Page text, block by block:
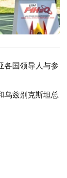
各国领导人与参
乌兹别克斯坦总